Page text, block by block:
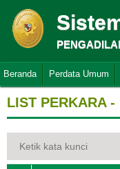
Beranda Perdata Umum
LIST PERKARA